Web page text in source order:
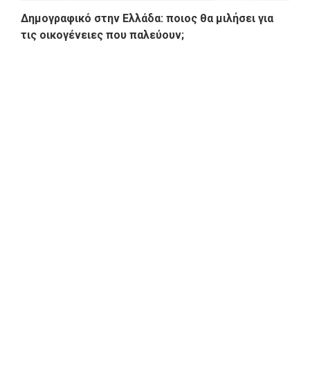
Δημογραφικό στην Ελλάδα: ποιος θα μιλήσει για
τις οικογένειες που παλεύουν;